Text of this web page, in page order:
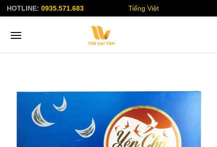
HOTLINE: 0935.571.683 Tiếng Việt